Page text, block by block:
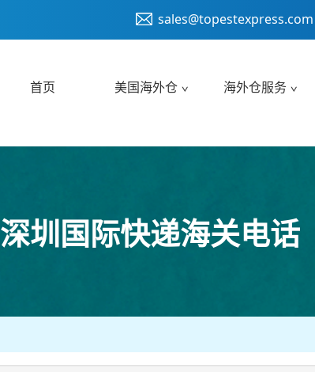
sales@topestexpress.com
首页 美国海外仓 海外仓服务
深圳国际快递海关电话